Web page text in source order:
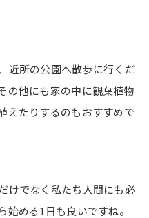
近所の公園へ散歩に行くだ
の他にも家の中に観葉植物
えたりするのもおすすめで
けでなく私たち人間にも必
める1日も良いですね。